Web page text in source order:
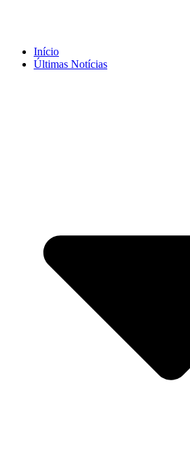
Início
Últimas Notícias